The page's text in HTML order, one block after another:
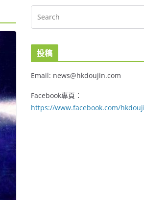
投稿
Email: news@hkdoujin.com
Facebook專頁：
https://www.facebook.com/